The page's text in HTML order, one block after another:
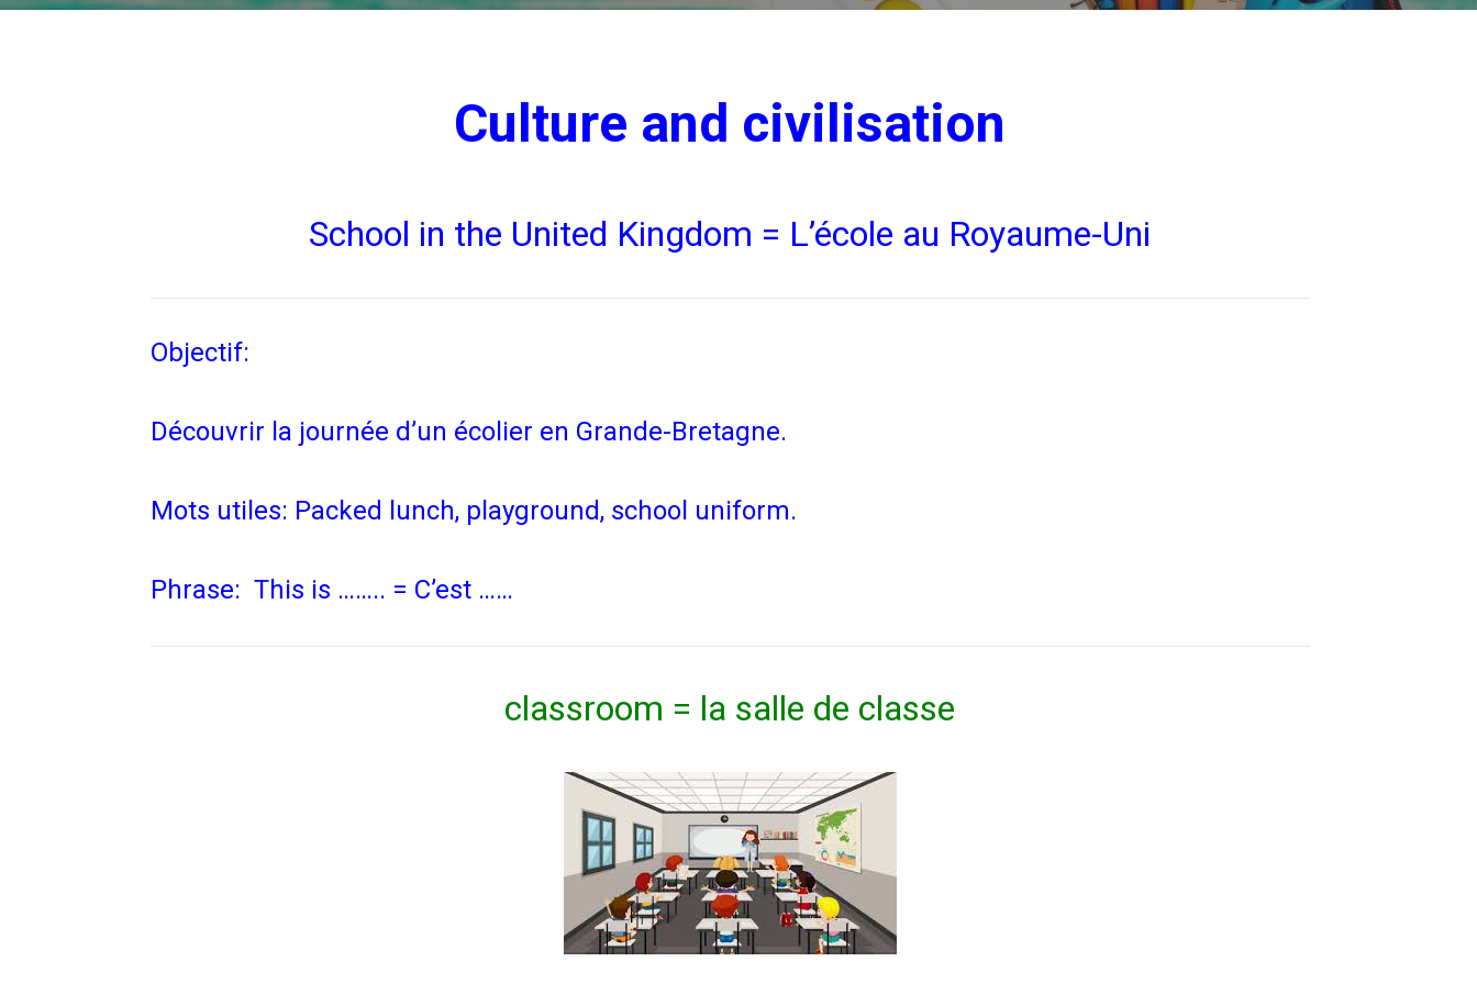
Culture and civilisation
School in the United Kingdom = L’école au Royaume-Uni
Objectif:
Découvrir la journée d’un écolier en Grande-Bretagne.
Mots utiles: Packed lunch, playground, school uniform.
Phrase: This is …….. = C’est ……
classroom = la salle de classe